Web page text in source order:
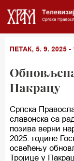
ПЕТАК, 5. 9. 2025 -
Пакрацу
Српска
славонска са
позива верни
2025. године
освећењу
Тројице у